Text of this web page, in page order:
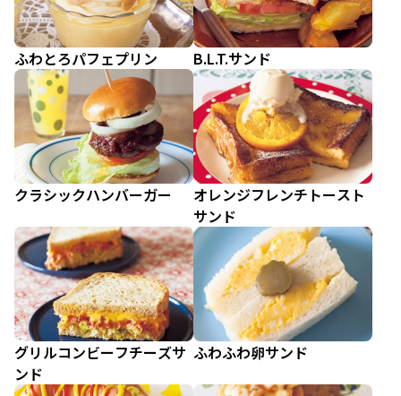
ふわとろパフェプリン B.L.T.サンド
クラシックハンバーガー
オレンジフレンチトースト
サンド
グリルコンビーフチーズサ
ンド
ふわふわ卵サンド